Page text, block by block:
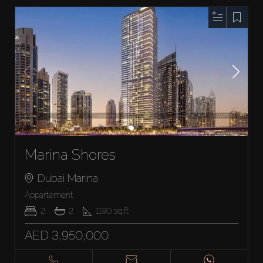
Marina Shores
Dubai Marina
Appartement
2
2 1190 sq.ft
AED 3,950,000